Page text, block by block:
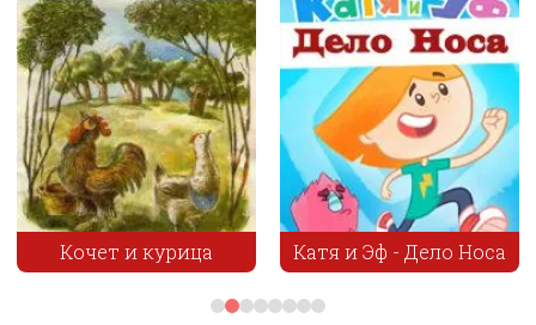
Катя и Эф - Дело Носа Большие гонки